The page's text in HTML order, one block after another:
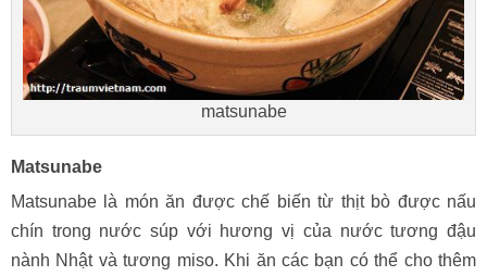
matsunabe
Matsunabe
Matsunabe là món ăn được chế biến từ thịt bò được nấu
chín trong nước súp với hương vị của nước tương đậu
nành Nhật và tương miso. Khi ăn các bạn có thể cho thêm